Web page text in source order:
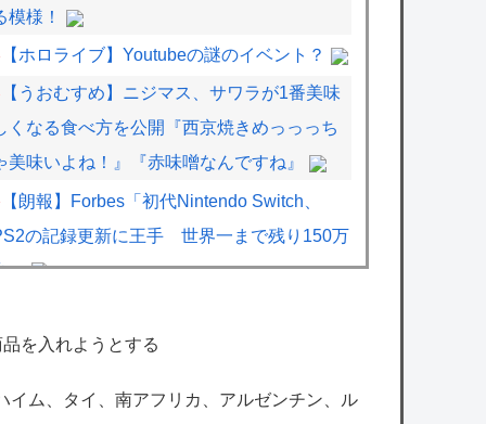
模様！
【ホロライブ】Youtubeの謎のイベント？
【うおむすめ】ニジマス、サワラが1番美味
くなる食べ方を公開『西京焼きめっっっち
美味いよね！』『赤味噌なんですね』
【朗報】Forbes「初代Nintendo Switch、
の記録更新に王手 世界一まで残り150万
」
に出ると思う？
を入れようとする
イム、タイ、南アフリカ、アルゼンチン、ル